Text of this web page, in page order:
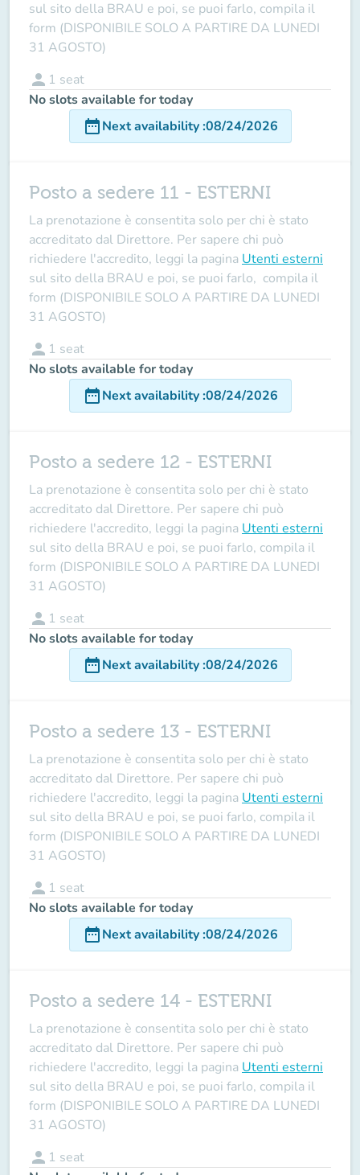
sul sito della BRAU e poi, se puoi farlo, compila il
form (DISPONIBILE SOLO A PARTIRE DA LUNEDI
31 AGOSTO)
person 1 seat
No slots available for today
date_rangeNext availability:08/24/2026
Posto a sedere 11 - ESTERNI
La prenotazione è consentita solo per chi è stato
accreditato dal Direttore. Per sapere chi può
richiedere l'accredito, leggi la pagina Utenti esterni
sul sito della BRAU e poi, se puoi farlo, compila il
form (DISPONIBILE SOLO A PARTIRE DA LUNEDI
31 AGOSTO)
person 1 seat
No slots available for today
date_rangeNext availability:08/24/2026
Posto a sedere 12 - ESTERNI
La prenotazione è consentita solo per chi è stato
accreditato dal Direttore. Per sapere chi può
richiedere l'accredito, leggi la pagina Utenti esterni
sul sito della BRAU e poi, se puoi farlo, compila il
form (DISPONIBILE SOLO A PARTIRE DA LUNEDI
31 AGOSTO)
person 1 seat
No slots available for today
date_rangeNext availability:08/24/2026
Posto a sedere 13 - ESTERNI
La prenotazione è consentita solo per chi è stato
accreditato dal Direttore. Per sapere chi può
richiedere l'accredito, leggi la pagina Utenti esterni
sul sito della BRAU e poi, se puoi farlo, compila il
form (DISPONIBILE SOLO A PARTIRE DA LUNEDI
31 AGOSTO)
person 1 seat
No slots available for today
date_rangeNext availability:08/24/2026
Posto a sedere 14 - ESTERNI
La prenotazione è consentita solo per chi è stato
accreditato dal Direttore. Per sapere chi può
richiedere l'accredito, leggi la pagina Utenti esterni
sul sito della BRAU e poi, se puoi farlo, compila il
form (DISPONIBILE SOLO A PARTIRE DA LUNEDI
31 AGOSTO)
person 1 seat